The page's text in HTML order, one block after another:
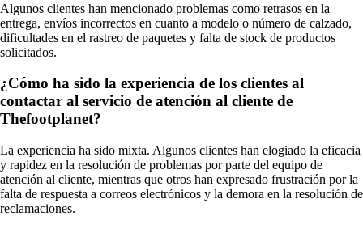
Algunos clientes han mencionado problemas como retrasos en la
entrega, envíos incorrectos en cuanto a modelo o número de calzado,
dificultades en el rastreo de paquetes y falta de stock de productos
solicitados.
¿Cómo ha sido la experiencia de los clientes al
contactar al servicio de atención al cliente de
Thefootplanet?
La experiencia ha sido mixta. Algunos clientes han elogiado la eficacia
y rapidez en la resolución de problemas por parte del equipo de
atención al cliente, mientras que otros han expresado frustración por la
falta de respuesta a correos electrónicos y la demora en la resolución de
reclamaciones.